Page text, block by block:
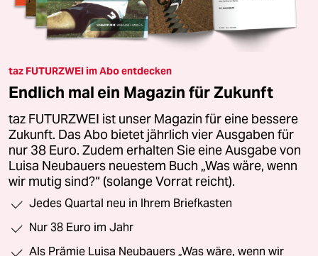
taz FUTURZWEI im Abo entdecken
Endlich mal ein Magazin für Zukunft
taz FUTURZWEI ist unser Magazin für eine bessere
Zukunft. Das Abo bietet jährlich vier Ausgaben für
nur 38 Euro. Zudem erhalten Sie eine Ausgabe von
Luisa Neubauers neuestem Buch „Was wäre, wenn
wir mutig sind?“ (solange Vorrat reicht).
Jedes Quartal neu in Ihrem Briefkasten
Nur 38 Euro im Jahr
Als Prämie Luisa Neubauers „Was wäre, wenn wir